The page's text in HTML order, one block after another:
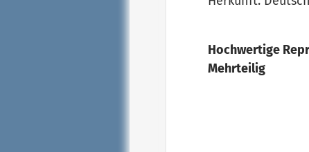
Hochwertige
Mehrteilig